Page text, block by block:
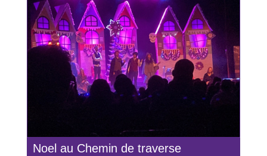
Noel au Chemin de traverse